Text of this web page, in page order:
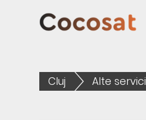
Cluj Alte servici